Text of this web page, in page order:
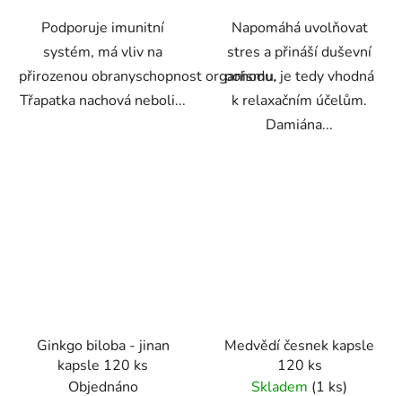
Podporuje imunitní
systém, má vliv na
přirozenou obranyschopnost organismu.
Třapatka nachová neboli...
Napomáhá uvolňovat
stres a přináší duševní
pohodu, je tedy vhodná
k relaxačním účelům.
Damiána...
Ginkgo biloba - jinan
kapsle 120 ks
Objednáno
Medvědí česnek kapsle
120 ks
Skladem (1 ks)